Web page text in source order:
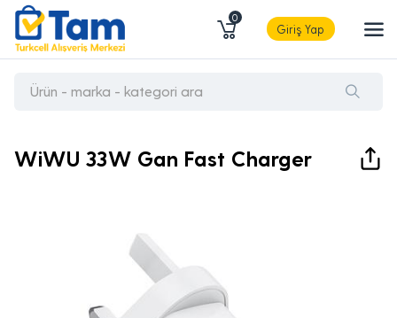
0
Giriş Yap
WiWU 33W Gan Fast Charger